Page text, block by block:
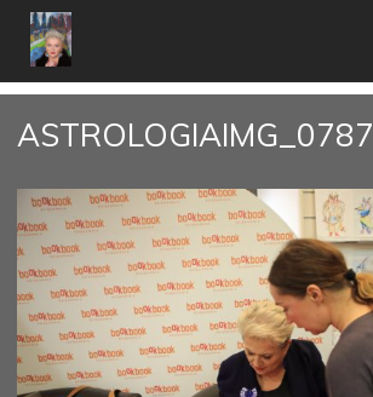
ASTROLOGIAIMG_0787